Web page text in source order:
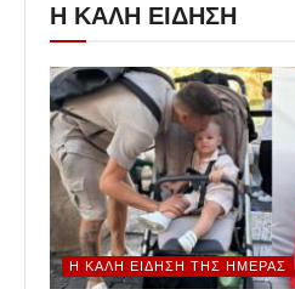
Η ΚΑΛΗ ΕΙΔΗΣΗ
Η ΚΑΛΉ ΕΊΔΗΣΗ ΤΗΣ ΗΜΈΡΑΣ